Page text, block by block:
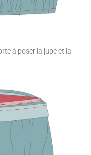
à poser la jupe et la